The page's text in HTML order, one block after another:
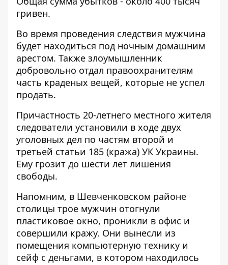
гривен.
Во время проведения следствия мужчина
будет находиться под ночным домашним
арестом. Также злоумышленник
добровольно отдал правоохранителям
часть краденых вещей, которые не успел
продать.
Причастность 20-летнего местного жителя
следователи установили в ходе двух
уголовных дел по частям второй и
третьей статьи 185 (кража) УК Украины.
Ему грозит до шести лет лишения
свободы.
Напомним, в Шевченковском районе
столицы трое мужчин отогнули
пластиковое окно, проникли в офис и
совершили кражу. Они вынесли из
помещения компьютерную технику и
сейф с деньгами, в котором находилось